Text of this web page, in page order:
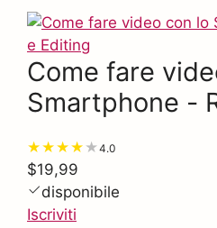
Come fare
Smartphone -
Editing4.0
$19,99
disponibile
Iscriviti